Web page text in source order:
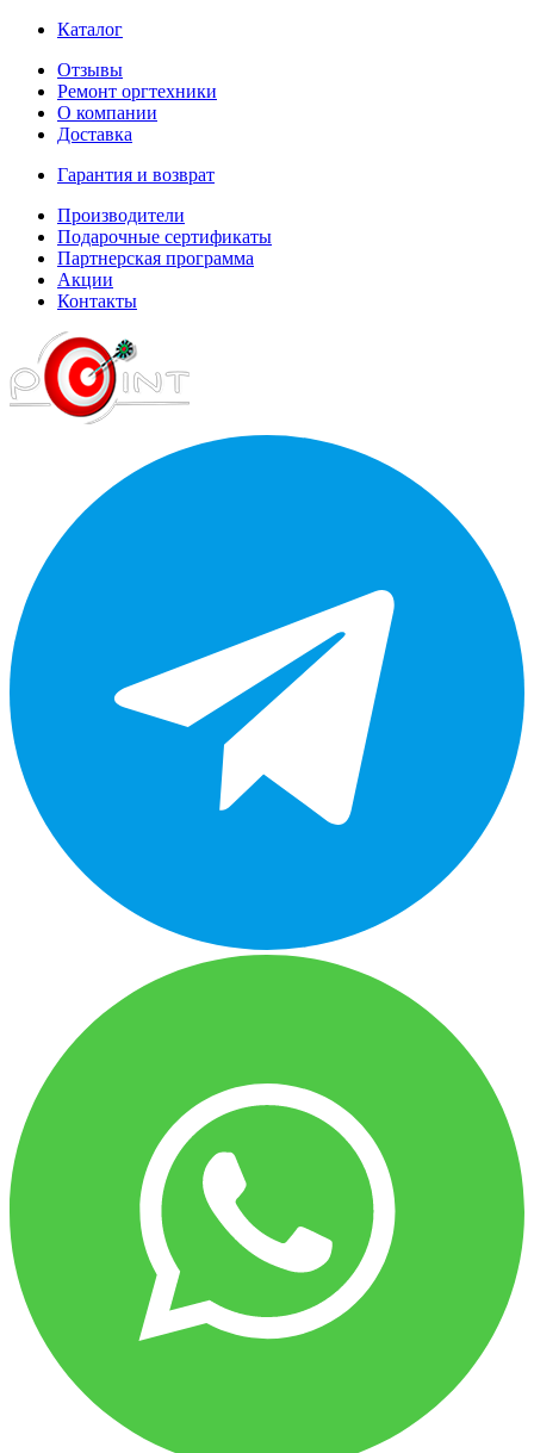
Каталог
Отзывы
Ремонт оргтехники
О компании
Доставка
Гарантия и возврат
Производители
Подарочные сертификаты
Партнерская программа
Акции
Контакты